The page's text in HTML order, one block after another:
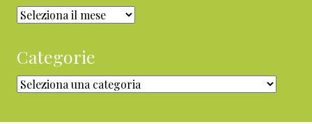
Archivi
Categorie
Categorie